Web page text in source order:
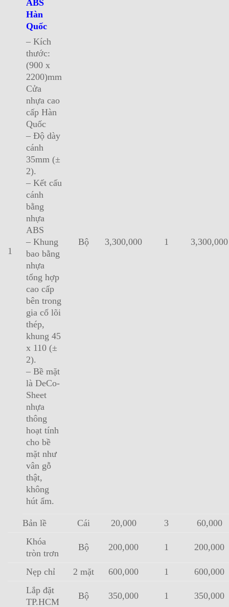
1
ABS
Hàn
Quốc
– Kích
thước:
(900 x
2200)mm
Cửa
nhựa cao
cấp Hàn
Quốc
– Độ dày
cánh
35mm (±
2).
– Kết cấu
cánh
bằng
nhựa
ABS
– Khung
bao bằng
nhựa
tổng hợp
cao cấp
bên trong
gia cố lõi
thép,
khung 45
x 110 (±
2).
– Bề mặt
là DeCo-
Sheet
nhựa
thông
hoạt tính
cho bề
mặt như
vân gỗ
thật,
không
hút ẩm.
Bộ 3,300,000 1 3,300,000
Bản lề Cái 20,000 3
60,000
Khóa
tròn trơn
Bộ 200,000 1 200,000
Nẹp chỉ 2 mặt 600,000 1
600,000
Lắp đặt
TP.HCM
Bộ 350,000 1 350,000